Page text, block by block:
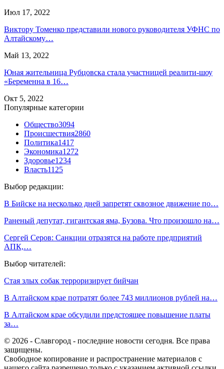
Июл 17, 2022
Виктору Томенко представили нового руководителя УФНС по
Алтайскому…
Май 13, 2022
Юная жительница Рубцовска стала участницей реалити-шоу
«Беременна в 16…
Окт 5, 2022
Популярные категории
Общество3094
Происшествия2860
Политика1417
Экономика1272
Здоровье1234
Власть1125
Выбор редакции:
В Бийске на несколько дней запретят сквозное движение по…
Раненый депутат, гигантская яма, Бузова. Что произошло на…
Сергей Серов: Санкции отразятся на работе предприятий
АПК,…
Выбор читателей:
Стая злых собак терроризирует бийчан
В Алтайском крае потратят более 743 миллионов рублей на…
В Алтайском крае обсудили предстоящее повышение платы
за…
© 2026 - Славгород - последние новости сегодня. Все права
защищены.
Свободное копирование и распространение материалов с